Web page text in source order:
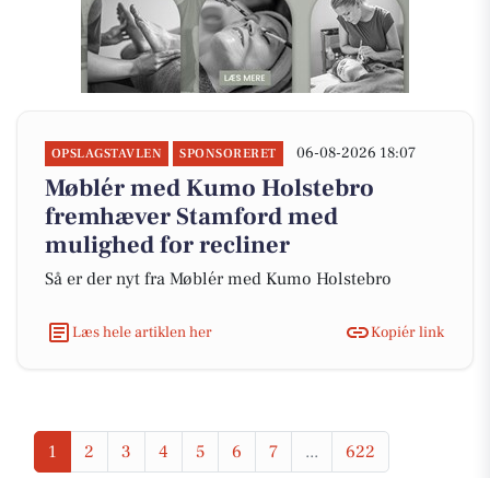
OPSLAGSTAVLEN SPONSORERET 06-08-2026 18:07
Møblér med Kumo Holstebro
fremhæver Stamford med
mulighed for recliner
Så er der nyt fra Møblér med Kumo Holstebro
Læs hele artiklen her Kopiér link
1 2 3 4 5 6 7 ... 622